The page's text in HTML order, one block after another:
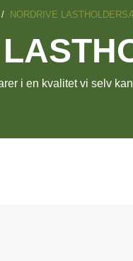
/ NORDRIVE
i en kvalitet vi selv